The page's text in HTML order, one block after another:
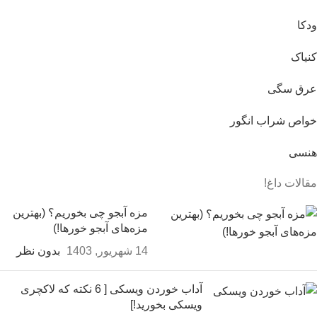
ودکا
کنیاک
عرق سگی
خواص شراب انگور
هنسی
مقالات داغ!
مزه آبجو چی بخوریم؟ (بهترین
مزه‌های آبجو خورها!)
14 شهریور, 1403
بدون نظر
آداب خوردن ویسکی [ 6 نکته که لاکچری
ویسکی بخورید!]